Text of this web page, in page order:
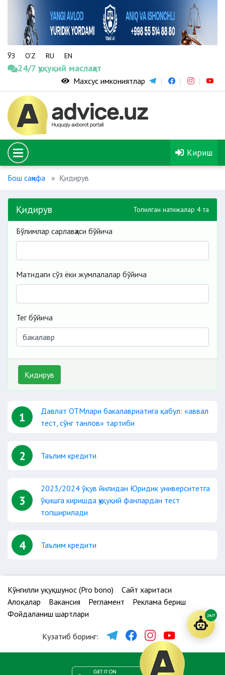
ЎЗ O‘Z RU EN
24/7 ҳуқуқий маслаҳат
Махсус имкониятлар
Кириш
Бош саҳифа Қидирув
Қидирув Топилган натижалар 4 та
Бўлимлар сарлавҳаси бўйича
Матндаги сўз ёки жумлалалар бўйича
Тег бўйича
Қидирув
1
Давлат ОТМлари бакалавриатига қабул: «аввал
тест, сўнг танлов» тартиби
2 Таълим кредити
3
2023/2024 ўқув йилидан Юридик университетга
ўқишга киришда ҳуқуқий фанлардан тест
топширилади
4 Таълим кредити
Кўнгилли ҳуқуқшунос (Pro bono)
Сайт харитаси
Алоқалар
Вакансия Регламент
Реклама бериш
Фойдаланиш шартлари
Кузатиб боринг:
24/7